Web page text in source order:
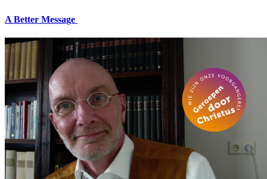
A Better Message